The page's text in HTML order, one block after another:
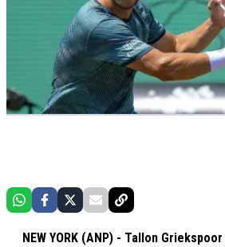
NEW YORK (ANP) - Tallon